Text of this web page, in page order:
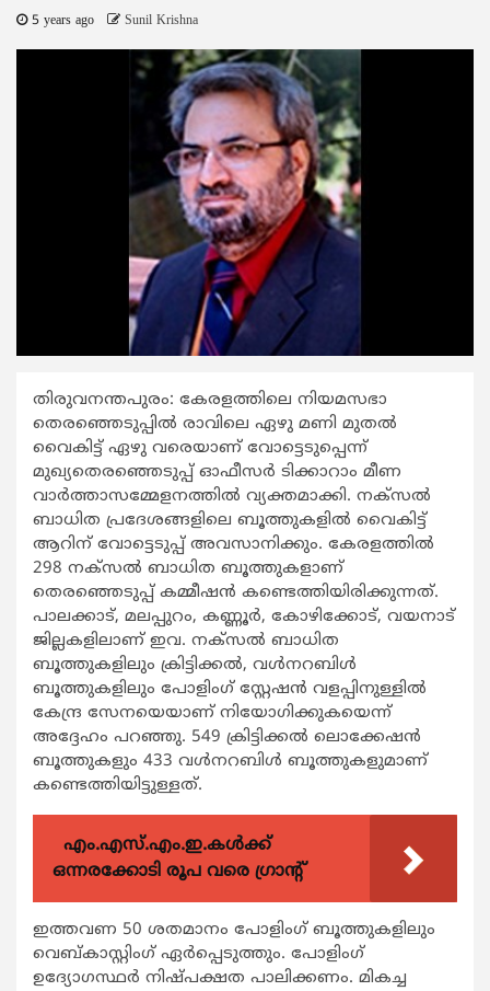
5 years ago Sunil Krishna
തിരുവനന്തപുരം: കേരളത്തിലെ നിയമസഭാ
തെരഞ്ഞെടുപ്പില്‍ രാവിലെ ഏഴു മണി മുതല്‍
വൈകിട്ട് ഏഴു വരെയാണ് വോട്ടെടുപ്പെന്ന്
മുഖ്യതെരഞ്ഞെടുപ്പ് ഓഫീസര്‍ ടിക്കാറാം മീണ
വാര്‍ത്താസമ്മേളനത്തില്‍ വ്യക്തമാക്കി. നക്സല്‍
ബാധിത പ്രദേശങ്ങളിലെ ബൂത്തുകളില്‍ വൈകിട്ട്
ആറിന് വോട്ടെടുപ്പ് അവസാനിക്കും. കേരളത്തില്‍
298 നക്സല്‍ ബാധിത ബൂത്തുകളാണ്
തെരഞ്ഞെടുപ്പ് കമ്മീഷന്‍ കണ്ടെത്തിയിരിക്കുന്നത്.
പാലക്കാട്, മലപ്പുറം, കണ്ണൂര്‍, കോഴിക്കോട്, വയനാട്
ജില്ലകളിലാണ് ഇവ. നക്സല്‍ ബാധിത
ബൂത്തുകളിലും ക്രിട്ടിക്കല്‍, വള്‍നറബിള്‍
ബൂത്തുകളിലും പോളിംഗ് സ്റ്റേഷന്‍ വളപ്പിനുള്ളില്‍
കേന്ദ്ര സേനയെയാണ് നിയോഗിക്കുകയെന്ന്
അദ്ദേഹം പറഞ്ഞു. 549 ക്രിട്ടിക്കല്‍ ലൊക്കേഷന്‍
ബൂത്തുകളും 433 വള്‍നറബിള്‍ ബൂത്തുകളുമാണ്
കണ്ടെത്തിയിട്ടുള്ളത്.
എം.എസ്.എം.ഇ.കൾക്ക്
ഒന്നരക്കോടി രൂപ വരെ ഗ്രാന്റ്
ഇത്തവണ 50 ശതമാനം പോളിംഗ് ബൂത്തുകളിലും
വെബ്കാസ്റ്റിംഗ് ഏര്‍പ്പെടുത്തും. പോളിംഗ്
ഉദ്യോഗസ്ഥര്‍ നിഷ്പക്ഷത പാലിക്കണം. മികച്ച